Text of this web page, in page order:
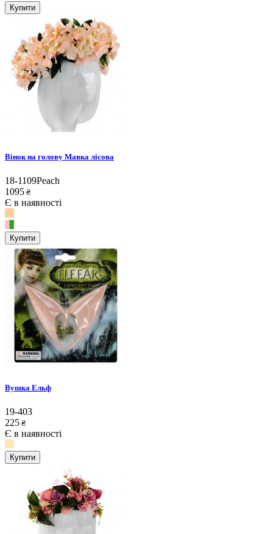
Купити
Вінок на голову Мавка лісова
18-1109Peach
1095 ₴
Є в наявності
Купити
Вушка Ельф
19-403
225 ₴
Є в наявності
Купити